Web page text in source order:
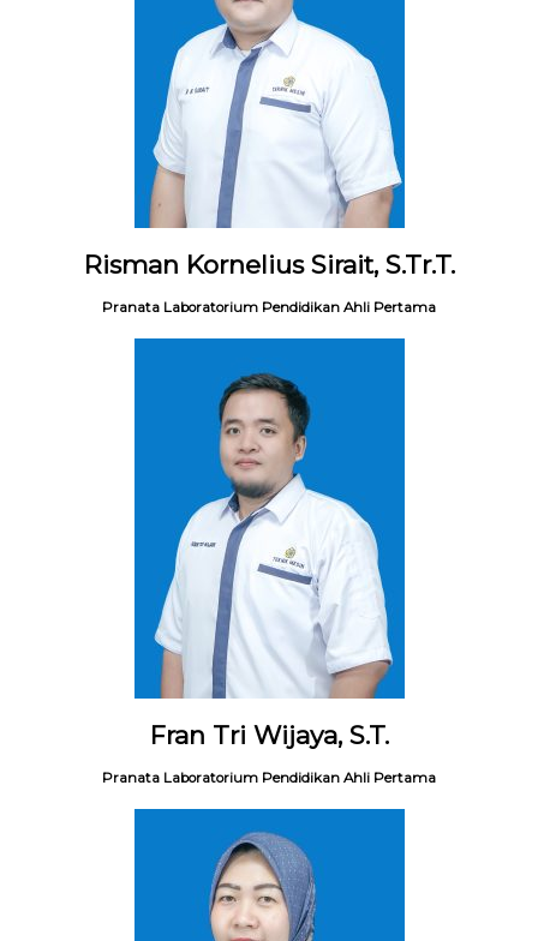
Risman Kornelius Sirait, S.Tr.T.
Pranata Laboratorium Pendidikan Ahli Pertama
Fran Tri Wijaya, S.T.
Pranata Laboratorium Pendidikan Ahli Pertama